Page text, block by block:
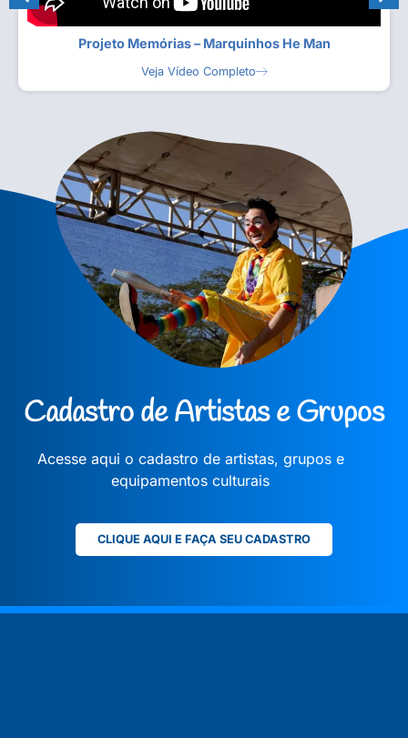
Projeto Memórias – Marquinhos He Man
Veja Vídeo Completo
Cadastro de Artistas e Grupos
Acesse aqui o cadastro de artistas, grupos e
equipamentos culturais
CLIQUE AQUI E FAÇA SEU CADASTRO